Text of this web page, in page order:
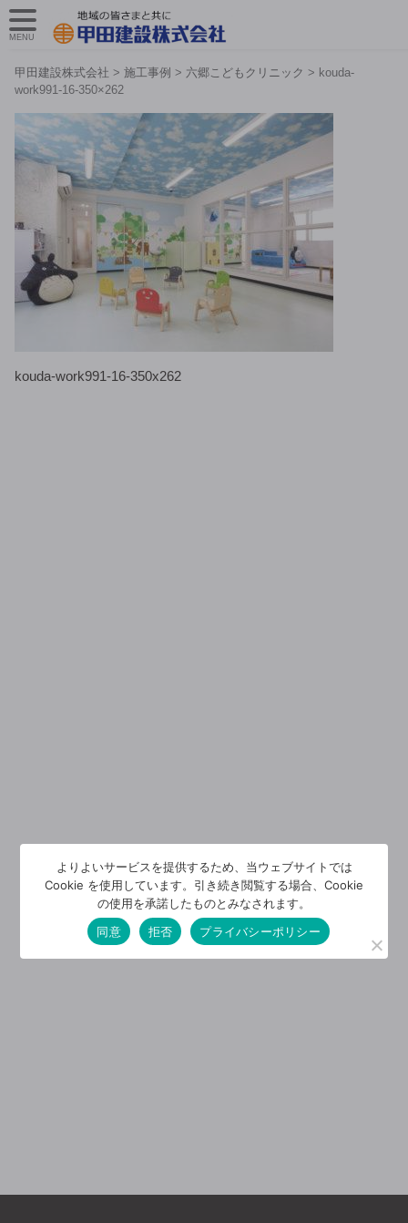
甲田建設株式会社 > 施工事例 > 六郷こどもクリニック > kouda-
work991-16-350×262
kouda-work991-16-350x262
MENU
よりよいサービスを提供するため、当ウェブサイトでは
Cookie を使用しています。引き続き閲覧する場合、Cookie
の使用を承諾したものとみなされます。
同意
拒否 プライバシーポリシー